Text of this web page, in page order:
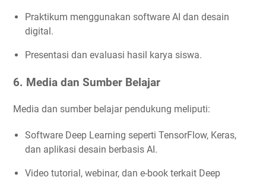
Praktikum menggunakan software AI dan desain
digital.
Presentasi dan evaluasi hasil karya siswa.
6. Media dan Sumber Belajar
Media dan sumber belajar pendukung meliputi:
Software Deep Learning seperti TensorFlow, Keras,
dan aplikasi desain berbasis AI.
Video tutorial, webinar, dan e-book terkait Deep